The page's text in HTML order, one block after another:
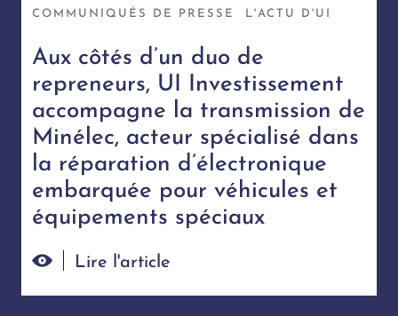
COMMUNIQUÉS DE PRESSE L'ACTU D'UI
Aux côtés d’un duo de
repreneurs, UI Investissement
accompagne la transmission de
Minélec, acteur spécialisé dans
la réparation d’électronique
embarquée pour véhicules et
équipements spéciaux
Lire l'article